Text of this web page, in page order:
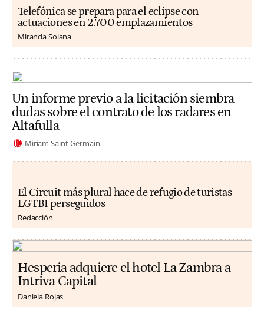
Telefónica se prepara para el eclipse con
actuaciones en 2.700 emplazamientos
Miranda Solana
Un informe previo a la licitación siembra
dudas sobre el contrato de los radares en
Altafulla
Miriam Saint-Germain
El Circuit más plural hace de refugio de turistas
LGTBI perseguidos
Redacción
Hesperia adquiere el hotel La Zambra a
Intriva Capital
Daniela Rojas